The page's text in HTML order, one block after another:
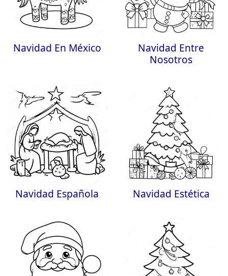
Navidad En México
Navidad Entre
Nosotros
Navidad Española Navidad Estética